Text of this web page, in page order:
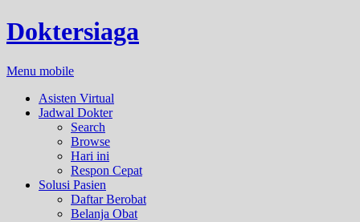
Doktersiaga
Menu mobile
Asisten Virtual
Jadwal Dokter
Search
Browse
Hari ini
Respon Cepat
Solusi Pasien
Daftar Berobat
Belanja Obat